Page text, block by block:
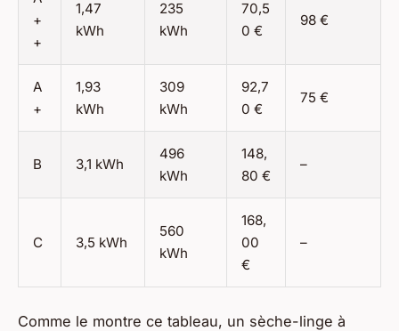
+
+
1,47
kWh
235
kWh
70,5
0 €
98 €
A
+
1,93
kWh
309
kWh
92,7
0 €
75 €
B 3,1 kWh
496
kWh
148,
80 €
–
C 3,5 kWh
560
kWh
168,
00
€
–
Comme le montre ce tableau, un sèche-linge à